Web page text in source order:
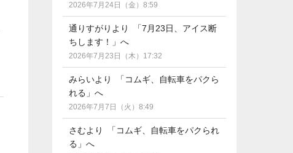
2026年7月24日（金）8:59
通りすがりより 「7月23日、アイス断
ちします！」へ
2026年7月23日（木）17:32
みらいより 「コムギ、自転車をパクら
れる」へ
2026年7月7日（火）8:49
さむより 「コムギ、自転車をパクられ
る」へ